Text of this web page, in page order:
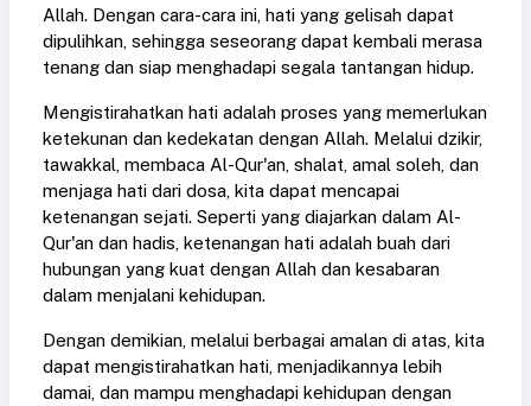
Allah. Dengan cara-cara ini, hati yang gelisah dapat
dipulihkan, sehingga seseorang dapat kembali merasa
tenang dan siap menghadapi segala tantangan hidup.
Mengistirahatkan hati adalah proses yang memerlukan
ketekunan dan kedekatan dengan Allah. Melalui dzikir,
tawakkal, membaca Al-Qur'an, shalat, amal soleh, dan
menjaga hati dari dosa, kita dapat mencapai
ketenangan sejati. Seperti yang diajarkan dalam Al-
Qur'an dan hadis, ketenangan hati adalah buah dari
hubungan yang kuat dengan Allah dan kesabaran
dalam menjalani kehidupan.
Dengan demikian, melalui berbagai amalan di atas, kita
dapat mengistirahatkan hati, menjadikannya lebih
damai, dan mampu menghadapi kehidupan dengan